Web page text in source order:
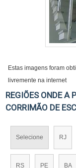
Estas imagens foram
livremente na internet
REGIÕES ONDE A
CORRIMÃO DE
Selecione RJ
RS PE BA